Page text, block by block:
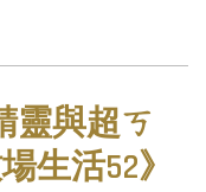
靈與超ㄎ
生活52》